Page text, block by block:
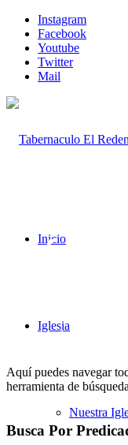
Instagram
Facebook
Youtube
Twitter
Mail
Inicio
Iglesia
Nuestra
Así que la fe es por el
Aquí puedes navegar
herramienta de
Busca Por